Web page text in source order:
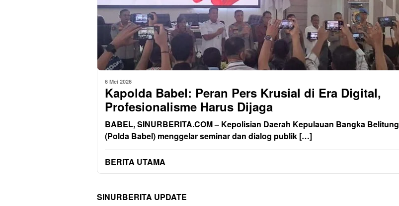
6 Mei 2026
Kapolda Babel: Peran Pers Krusial di Era Digital,
Profesionalisme Harus Dijaga
BABEL, SINURBERITA.COM – Kepolisian Daerah Kepulauan Bangka Belitung
(Polda Babel) menggelar seminar dan dialog publik […]
BERITA UTAMA
SINURBERITA UPDATE